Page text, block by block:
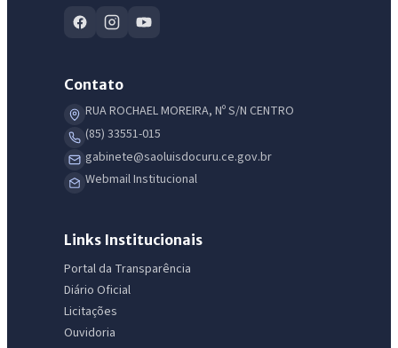
Contato
RUA ROCHAEL MOREIRA, Nº S/N CENTRO
(85) 33551-015
gabinete@saoluisdocuru.ce.gov.br
Webmail Institucional
Links Institucionais
Portal da Transparência
Diário Oficial
Licitações
Ouvidoria